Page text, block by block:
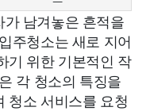
남겨놓은 흔적을
주청소는 새로 지어
기 위한 기본적인 작
각 청소의 특징을
청소 서비스를 요청